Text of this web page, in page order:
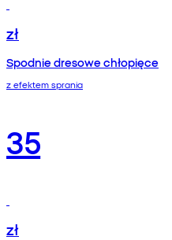
zł
Spodnie dresowe chłopięce
z efektem sprania
35
zł